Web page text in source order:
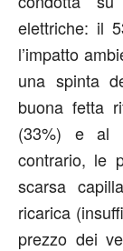
elettriche: il
l’impatto
una spinta
buona fetta
(33%) e al
contrario, le
scarsa
ricarica
prezzo dei